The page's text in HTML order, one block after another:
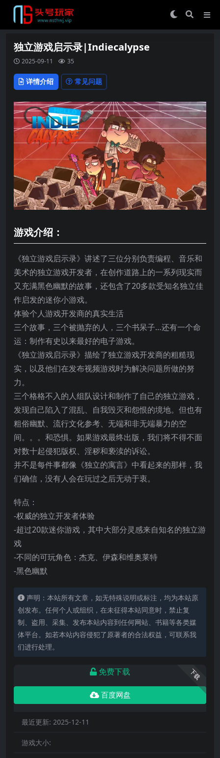
独立游戏启示录|Indiecalypse
2025-09-11 35
详情介绍 常见问题
游戏介绍：
《独立游戏启示录》讲述了三位分别负责编程、音乐和
美术的独立游戏开发者，在创作道路上的一系列现实而
又充满黑色幽默的故事，还包含了20多款受知名独立佳
作启发的迷你小游戏。
体验个人游戏开发商的真实生活
三个故事，三个被抛弃的人，三个书呆子…还有一个命
运：制作有史以来最好的电子游戏。
《独立游戏启示录》描绘了独立游戏开发商的粗糙现
实，以及他们在发布视频游戏时为解决问题所做的努
力。
三个格格不入的人组队设计和制作了自己的独立游戏，
发现自己陷入了混乱、自我毁灭和怨恨的境地。但也有
粗俗幽默、流行文化参考、无端和非无端暴力的空
间。。。和恐惧。如果游戏最终出版，我们将不得不面
对数十起侵犯版权、淫秽和亵渎的诉讼。
并不是每件事都像《独立的寓言》中看起来的那样，我
们确信，没有人会在玩过之后无动于衷。
特点：
-权威的独立开发者体验
-超过20款迷你游戏，其中大部分灵感来自知名的独立游
戏
-不同的可玩角色：杰克、伊森和维奥莱特
-黑色幽默
声明：本站所有文章，如无特殊说明或标注，均为本站原
创发布。任何个人或组织，在未征得本站同意时，禁止复
制、盗用、采集、发布本站内容到任何网站、书籍等各类媒
体平台。如若本站内容侵犯了原著者的合法权益，可联系我
们进行处理。
下载
免费下载
百度网盘
最近更新: 2025-12-11
游戏大小: